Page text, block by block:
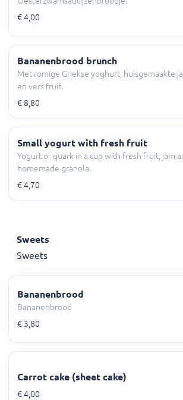
€ 4,00
Bananenbrood brunch
Met romige Griekse yoghurt, huisgemaakte
en vers fruit.
€ 8,80
Small yogurt with fresh fruit
Yogurt or quark in a cup with fresh fruit, jam
homemade granola.
€ 4,70
Sweets
Sweets
Bananenbrood
Bananenbrood
€ 3,80
Carrot cake (sheet cake)
€ 4,00